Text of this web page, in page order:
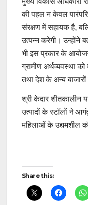
की पहल न केवल
संरक्षण में सहायक है,
उत्पन्न करेगी। उन्होंने
भी इस प्रकार के
ग्रामीण अर्थव्यवस्था
तथा देश के अन्य
श्री केदार शीतकालीन
उत्पादों के स्टॉलों ने
महिलाओं के उद्यमशील
Post
Share this: